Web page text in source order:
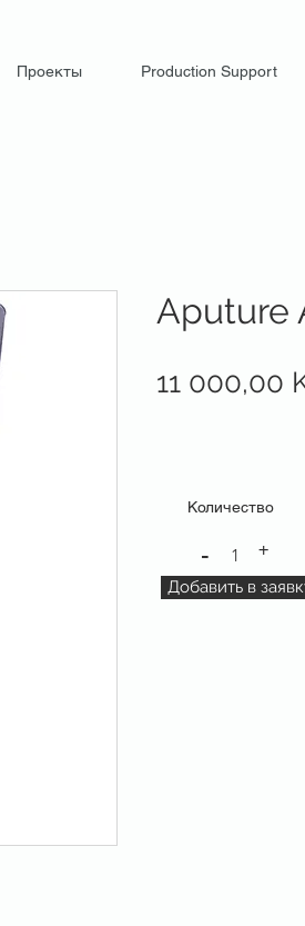
Проекты Production Support
Aputure
11 000,00
Количество
- 1 +
Добавить в